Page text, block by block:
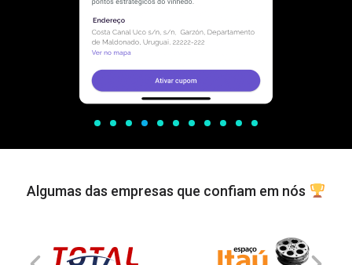
Algumas das empresas que confiam em nós